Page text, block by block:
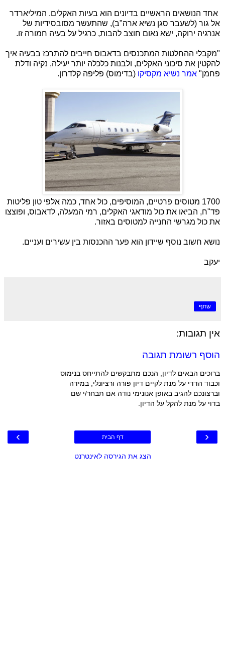
אחד הנושאים הראשיים בדיונים הוא בעיות האקלים. המיליארדר
אל גור (לשעבר סגן נשיא ארה"ב), שהתעשר מסובסידיות של
אנרגיה ירוקה, ישא נאום חוצב להבות, כרגיל על בעיה חמורה זו.
"מקבלי ההחלטות המתכנסים בדאבוס חייבים להתרכז בבעיה איך
להקטין את סיכוני האקלים, ולבנות כלכלה יותר יעילה, נקיה ודלת
פחמן" אמר נשיא מקסיקו (בדימוס) פליפה קלדרון.
1700 מטוסים פרטיים, המוסיפים, כול אחד, כמה אלפי טון פליטות
פד"ח, הביאו את כול מודאגי האקלים, רמי המעלה, לדאבוס, ופוצצו
את כול מגרשי החנייה למטוסים באזור.
נושא חשוב נוסף שיידון הוא פער ההכנסות בין עשירים ועניים.
יעקב
שתף
אין תגובות:
הוסף רשומת תגובה
ברוכים הבאים לדיון, הנכם מתבקשים להתייחס בנימוס
וכבוד הדדי על מנת לקיים דיון פורה ורציונלי, במידה
וברצונכם להגיב באופן אנונימי נודה אם תבחר/י שם
בדוי על מנת להקל על הדיון.
‹
› דף הבית
הצג את הגירסה לאינטרנט